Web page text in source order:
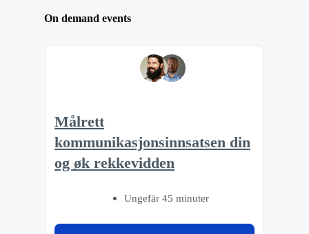
On demand events
Målrett
kommunikasjonsinnsatsen din
og øk rekkevidden
Ungefär 45 minuter